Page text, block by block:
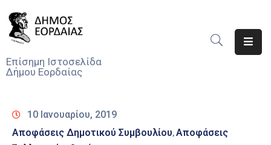
Επίσημη Ιστοσελίδα
Δήμου Εορδαίας
Νέα
10 Ιανουαρίου, 2019
Αποφάσεις Δημοτικού Συμβουλίου‚Αποφάσεις